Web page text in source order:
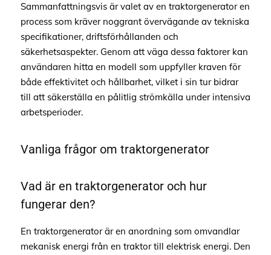
Sammanfattningsvis är valet av en traktorgenerator en
process som kräver noggrant övervägande av tekniska
specifikationer, driftsförhållanden och
säkerhetsaspekter. Genom att väga dessa faktorer kan
användaren hitta en modell som uppfyller kraven för
både effektivitet och hållbarhet, vilket i sin tur bidrar
till att säkerställa en pålitlig strömkälla under intensiva
arbetsperioder.
Vanliga frågor om traktorgenerator
Vad är en traktorgenerator och hur
fungerar den?
En traktorgenerator är en anordning som omvandlar
mekanisk energi från en traktor till elektrisk energi. Den